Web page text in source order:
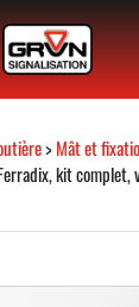
>Mât et
kit complet,